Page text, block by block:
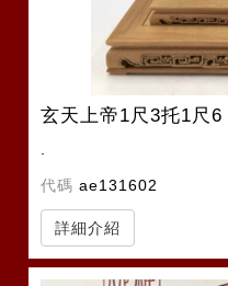
玄天上帝1尺3托1尺6
代碼 ae131602
詳細介紹